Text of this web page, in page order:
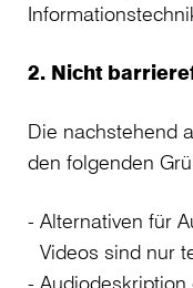
2. Nicht
Die nachstehend
den folgenden
Alternativen für
Videos sind nur
Audiodeskription